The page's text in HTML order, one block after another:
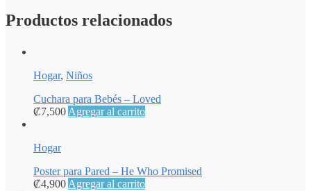
Productos relacionados
Hogar, Niños
Cuchara para Bebés – Loved
₡7,500 Agregar al carrito
Hogar
Poster para Pared – He Who Promised
₡4,900 Agregar al carrito